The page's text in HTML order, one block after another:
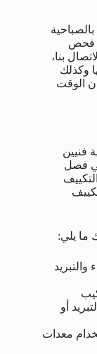
فحص
24 ساعه الاتصال بنا،
وكذلك
الوقت
فنيين
في فصل
ما يلي:
والتبريد
أو
معدات